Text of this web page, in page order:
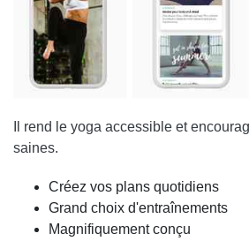
Il rend le yoga accessible et
saines.
Créez vos plans quotidiens
Grand choix d'entraînements
Magnifiquement conçu